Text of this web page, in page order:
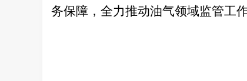
务保障，全力推动油气领域监管工